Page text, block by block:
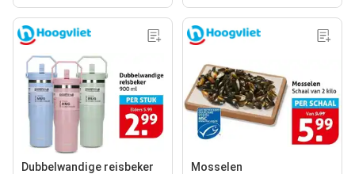
Dubbelwandige reisbeker Mosselen